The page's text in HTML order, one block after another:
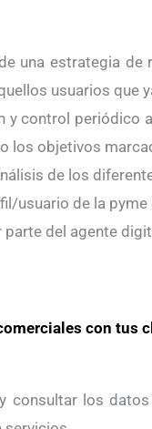
una estrategia
usuarios que
y control periódico
los objetivos
de los
usuario de la pyme
parte del agente
con tus
consultar los